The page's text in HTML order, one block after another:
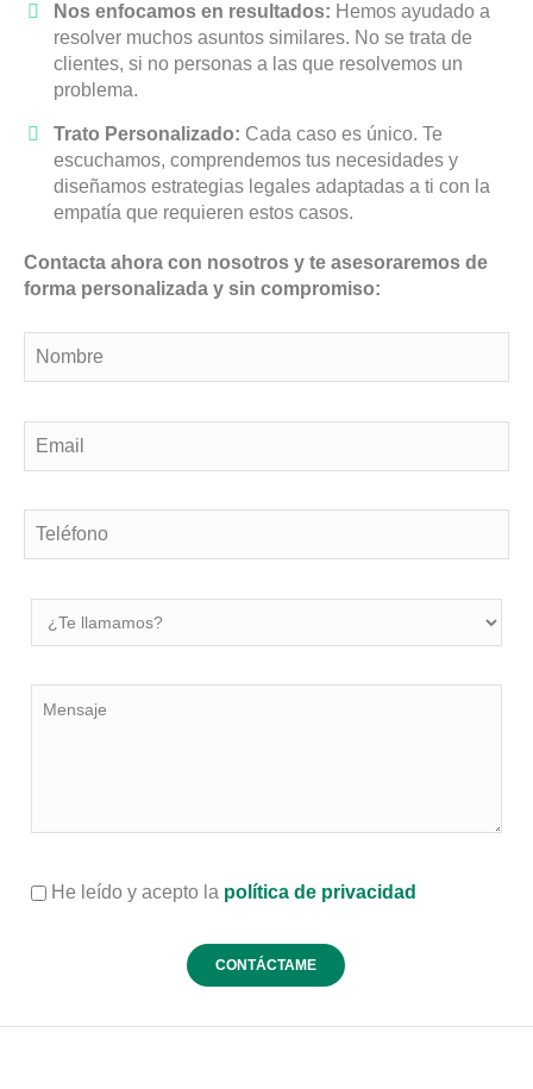
Nos enfocamos en resultados: Hemos ayudado a
resolver muchos asuntos similares. No se trata de
clientes, si no personas a las que resolvemos un
problema.
Trato Personalizado: Cada caso es único. Te
escuchamos, comprendemos tus necesidades y
diseñamos estrategias legales adaptadas a ti con la
empatía que requieren estos casos.
Contacta ahora con nosotros y te asesoraremos de
forma personalizada y sin compromiso:
He leído y acepto la política de privacidad